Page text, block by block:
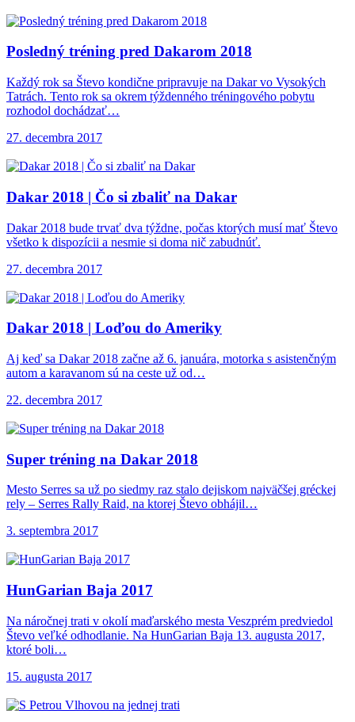
Posledný tréning pred Dakarom 2018
Každý rok sa Števo kondične pripravuje na Dakar vo Vysokých
Tatrách. Tento rok sa okrem týždenného tréningového pobytu
rozhodol dochádzať…
27. decembra 2017
Dakar 2018 | Čo si zbaliť na Dakar
Dakar 2018 bude trvať dva týždne, počas ktorých musí mať Števo
všetko k dispozícii a nesmie si doma nič zabudnúť.
27. decembra 2017
Dakar 2018 | Loďou do Ameriky
Aj keď sa Dakar 2018 začne až 6. januára, motorka s asistenčným
autom a karavanom sú na ceste už od…
22. decembra 2017
Super tréning na Dakar 2018
Mesto Serres sa už po siedmy raz stalo dejiskom najväčšej gréckej
rely – Serres Rally Raid, na ktorej Števo obhájil…
3. septembra 2017
HunGarian Baja 2017
Na náročnej trati v okolí maďarského mesta Veszprém predviedol
Števo veľké odhodlanie. Na HunGarian Baja 13. augusta 2017,
ktoré boli…
15. augusta 2017